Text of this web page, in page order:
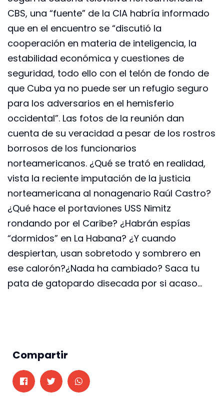
CBS, una “fuente” de la CIA habría informado
que en el encuentro se “discutió la
cooperación en materia de inteligencia, la
estabilidad económica y cuestiones de
seguridad, todo ello con el telón de fondo de
que Cuba ya no puede ser un refugio seguro
para los adversarios en el hemisferio
occidental”. Las fotos de la reunión dan
cuenta de su veracidad a pesar de los rostros
borrosos de los funcionarios
norteamericanos. ¿Qué se trató en realidad,
vista la reciente imputación de la justicia
norteamericana al nonagenario Raúl Castro?
¿Qué hace el portaviones USS Nimitz
rondando por el Caribe? ¿Habrán espías
“dormidos” en La Habana? ¿Y cuando
despiertan, usan sobretodo y sombrero en
ese calorón?¿Nada ha cambiado? Saca tu
pata de gatopardo disecada por si acaso…
Compartir